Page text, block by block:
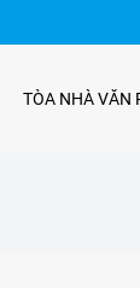
TÒA NHÀ VĂN